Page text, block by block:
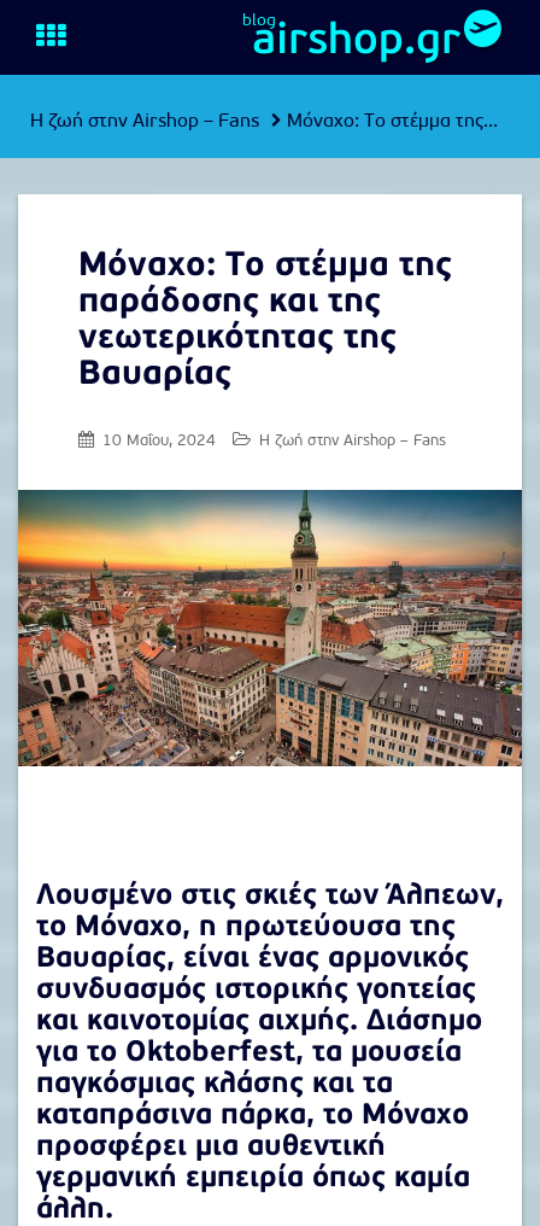
m
T
O
L
V
airshop.gr
blog
Η ζωή στην Airshop – Fans Μόναχο: Το στέμμα της...
Μόναχο: Το στέμμα της
παράδοσης και της
νεωτερικότητας της
Βαυαρίας
10 Μαΐου, 2024 Η ζωή στην Airshop – Fans
Λουσμένο στις σκιές των Άλπεων,
το Μόναχο, η πρωτεύουσα της
Βαυαρίας, είναι ένας αρμονικός
συνδυασμός ιστορικής γοητείας
και καινοτομίας αιχμής. Διάσημο
για το Oktoberfest, τα μουσεία
παγκόσμιας κλάσης και τα
καταπράσινα πάρκα, το Μόναχο
προσφέρει μια αυθεντική
γερμανική εμπειρία όπως καμία
άλλη.